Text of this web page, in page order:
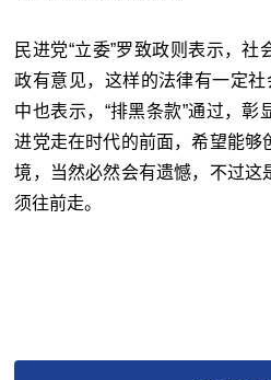
民进党“立委”罗致政则表示，
政有意见，这样的法律有一定社
中也表示，“排黑条款”通过，
进党走在时代的前面，希望能够
境，当然必然会有遗憾，不过这
须往前走。